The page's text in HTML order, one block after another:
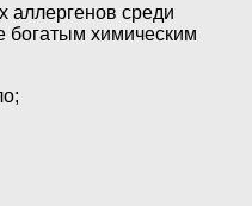
аллергенов среди
богатым химическим